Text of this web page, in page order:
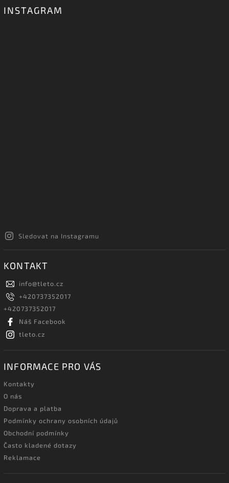
INSTAGRAM
Sledovat na Instagramu
KONTAKT
info@tleto.cz
+420737352017
+420737352017
Náš Facebook
tleto.cz
INFORMACE PRO VÁS
Kontakty
O nás
Doprava a platba
Podmínky ochrany osobních údajů
Obchodní podmínky
Často kladené dotazy
Reklamace